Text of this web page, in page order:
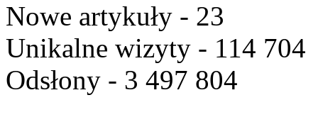
Nowe artykuły - 23
Unikalne wizyty - 114 704
Odsłony - 3 497 804